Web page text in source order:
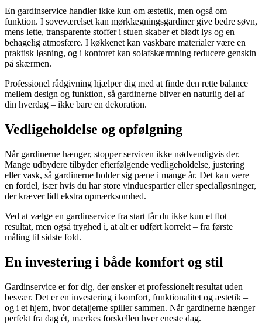
En gardinservice handler ikke kun om æstetik, men også om
funktion. I soveværelset kan mørklægningsgardiner give bedre søvn,
mens lette, transparente stoffer i stuen skaber et blødt lys og en
behagelig atmosfære. I køkkenet kan vaskbare materialer være en
praktisk løsning, og i kontoret kan solafskærmning reducere genskin
på skærmen.
Professionel rådgivning hjælper dig med at finde den rette balance
mellem design og funktion, så gardinerne bliver en naturlig del af
din hverdag – ikke bare en dekoration.
Vedligeholdelse og opfølgning
Når gardinerne hænger, stopper servicen ikke nødvendigvis der.
Mange udbydere tilbyder efterfølgende vedligeholdelse, justering
eller vask, så gardinerne holder sig pæne i mange år. Det kan være
en fordel, især hvis du har store vinduespartier eller specialløsninger,
der kræver lidt ekstra opmærksomhed.
Ved at vælge en gardinservice fra start får du ikke kun et flot
resultat, men også tryghed i, at alt er udført korrekt – fra første
måling til sidste fold.
En investering i både komfort og stil
Gardinservice er for dig, der ønsker et professionelt resultat uden
besvær. Det er en investering i komfort, funktionalitet og æstetik –
og i et hjem, hvor detaljerne spiller sammen. Når gardinerne hænger
perfekt fra dag ét, mærkes forskellen hver eneste dag.